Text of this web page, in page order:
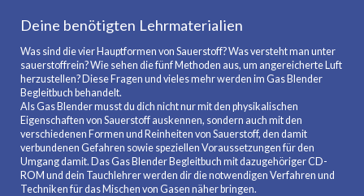
Deine benötigten Lehrmaterialien
Was sind die vier Hauptformen von Sauerstoff? Was versteht man unter
sauerstoffrein? Wie sehen die fünf Methoden aus, um angereicherte Luft
herzustellen? Diese Fragen und vieles mehr werden im Gas Blender
Begleitbuch behandelt.
Als Gas Blender musst du dich nicht nur mit den physikalischen
Eigenschaften von Sauerstoff auskennen, sondern auch mit den
verschiedenen Formen und Reinheiten von Sauerstoff, den damit
verbundenen Gefahren sowie speziellen Voraussetzungen für den
Umgang damit. Das Gas Blender Begleitbuch mit dazugehöriger CD-
ROM und dein Tauchlehrer werden dir die notwendigen Verfahren und
Techniken für das Mischen von Gasen näher bringen.